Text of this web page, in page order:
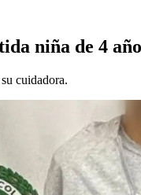
niña de 4
cuidadora.